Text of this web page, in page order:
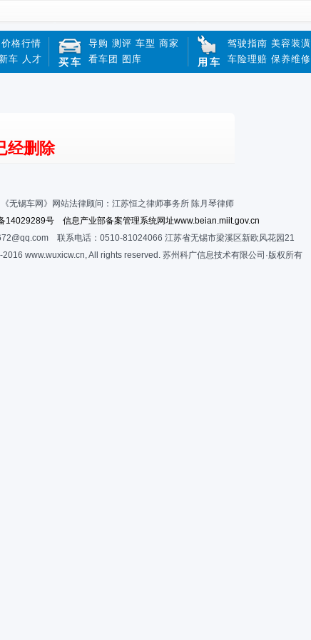
价格行情
新车 人才 买车
导购 测评 车型 商家
看车团
图库 用车
驾驶指南 美容装潢
车险理赔 保养维修
经删除
《无锡车网》网站法律顾问：江苏恒之律师事务所 陈月琴律师
14029289号 信息产业部备案管理系统网址www.beian.miit.gov.cn
联系电话：0510-81024066 江苏省无锡市梁溪区新欧风花园21
www.wuxicw.cn, All rights reserved. 苏州科广信息技术有限公司·版权所有